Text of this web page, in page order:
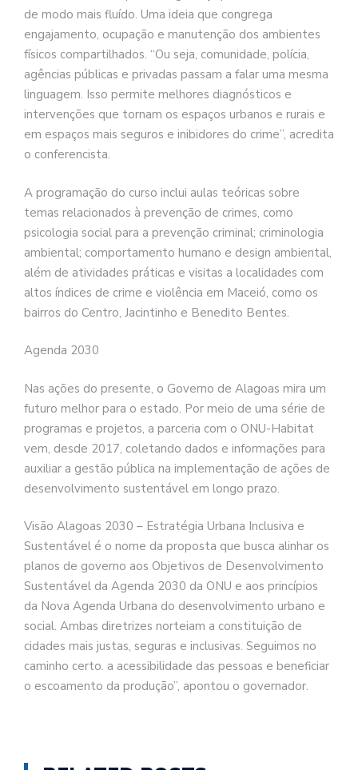
de modo mais fluído. Uma ideia que congrega
engajamento, ocupação e manutenção dos ambientes
físicos compartilhados. “Ou seja, comunidade, polícia,
agências públicas e privadas passam a falar uma mesma
linguagem. Isso permite melhores diagnósticos e
intervenções que tornam os espaços urbanos e rurais e
em espaços mais seguros e inibidores do crime”, acredita
o conferencista.
A programação do curso inclui aulas teóricas sobre
temas relacionados à prevenção de crimes, como
psicologia social para a prevenção criminal; criminologia
ambiental; comportamento humano e design ambiental,
além de atividades práticas e visitas a localidades com
altos índices de crime e violência em Maceió, como os
bairros do Centro, Jacintinho e Benedito Bentes.
Agenda 2030
Nas ações do presente, o Governo de Alagoas mira um
futuro melhor para o estado. Por meio de uma série de
programas e projetos, a parceria com o ONU-Habitat
vem, desde 2017, coletando dados e informações para
auxiliar a gestão pública na implementação de ações de
desenvolvimento sustentável em longo prazo.
Visão Alagoas 2030 – Estratégia Urbana Inclusiva e
Sustentável é o nome da proposta que busca alinhar os
planos de governo aos Objetivos de Desenvolvimento
Sustentável da Agenda 2030 da ONU e aos princípios
da Nova Agenda Urbana do desenvolvimento urbano e
social. Ambas diretrizes norteiam a constituição de
cidades mais justas, seguras e inclusivas. Seguimos no
caminho certo. a acessibilidade das pessoas e beneficiar
o escoamento da produção”, apontou o governador.